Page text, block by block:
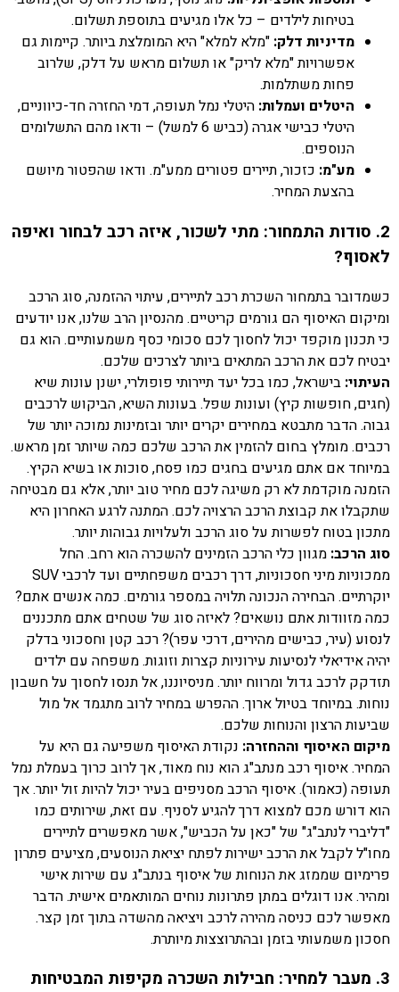
בטיחות לילדים – כל אלו מגיעים בתוספת תשלום.
מדיניות דלק: "מלא למלא" היא המומלצת ביותר. קיימות גם
אפשרויות "מלא לריק" או תשלום מראש על דלק, שלרוב
פחות משתלמות.
היטלים ועמלות: היטלי נמל תעופה, דמי החזרה חד-כיווניים,
היטלי כבישי אגרה (כביש 6 למשל) – ודאו מהם התשלומים
הנוספים.
מע"מ: כזכור, תיירים פטורים ממע"מ. ודאו שהפטור מיושם
בהצעת המחיר.
2. סודות התמחור: מתי לשכור, איזה רכב לבחור ואיפה
לאסוף?
כשמדובר בתמחור השכרת רכב לתיירים, עיתוי ההזמנה, סוג הרכב
ומיקום האיסוף הם גורמים קריטיים. מהנסיון הרב שלנו, אנו יודעים
כי תכנון מוקפד יכול לחסוך לכם סכומי כסף משמעותיים. הוא גם
יבטיח לכם את הרכב המתאים ביותר לצרכים שלכם.
העיתוי: בישראל, כמו בכל יעד תיירותי פופולרי, ישנן עונות שיא
(חגים, חופשות קיץ) ועונות שפל. בעונות השיא, הביקוש לרכבים
גבוה. הדבר מתבטא במחירים יקרים יותר ובזמינות נמוכה יותר של
רכבים. מומלץ בחום להזמין את הרכב שלכם כמה שיותר זמן מראש.
במיוחד אם אתם מגיעים בחגים כמו פסח, סוכות או בשיא הקיץ.
הזמנה מוקדמת לא רק משיגה לכם מחיר טוב יותר, אלא גם מבטיחה
שתקבלו את קבוצת הרכב הרצויה לכם. המתנה לרגע האחרון היא
מתכון בטוח לפשרות על סוג הרכב ולעלויות גבוהות יותר.
סוג הרכב: מגוון כלי הרכב הזמינים להשכרה הוא רחב. החל
ממכוניות מיני חסכוניות, דרך רכבים משפחתיים ועד לרכבי SUV
יוקרתיים. הבחירה הנכונה תלויה במספר גורמים. כמה אנשים אתם?
כמה מזוודות אתם נושאים? לאיזה סוג של שטחים אתם מתכננים
לנסוע (עיר, כבישים מהירים, דרכי עפר)? רכב קטן וחסכוני בדלק
יהיה אידיאלי לנסיעות עירוניות קצרות וזוגות. משפחה עם ילדים
תזדקק לרכב גדול ומרווח יותר. מניסיוננו, אל תנסו לחסוך על חשבון
נוחות. במיוחד בטיול ארוך. ההפרש במחיר לרוב מתגמד אל מול
שביעות הרצון והנוחות שלכם.
מיקום האיסוף וההחזרה: נקודת האיסוף משפיעה גם היא על
המחיר. איסוף רכב מנתב"ג הוא נוח מאוד, אך לרוב כרוך בעמלת נמל
תעופה (כאמור). איסוף הרכב מסניפים בעיר יכול להיות זול יותר. אך
הוא דורש מכם למצוא דרך להגיע לסניף. עם זאת, שירותים כמו
"דליברי לנתב"ג" של "כאן על הכביש", אשר מאפשרים לתיירים
מחו"ל לקבל את הרכב ישירות לפתח יציאת הנוסעים, מציעים פתרון
פרימיום שממזג את הנוחות של איסוף בנתב"ג עם שירות אישי
ומהיר. אנו דוגלים במתן פתרונות נוחים המותאמים אישית. הדבר
מאפשר לכם כניסה מהירה לרכב ויציאה מהשדה בתוך זמן קצר.
חסכון משמעותי בזמן ובהתרוצצות מיותרת.
3. מעבר למחיר: חבילות השכרה מקיפות המבטיחות